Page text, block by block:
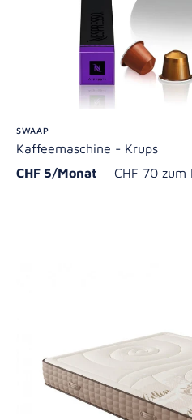
SWAAP
Kaffeemaschine - Krups
CHF 5/Monat
CHF 70 zum